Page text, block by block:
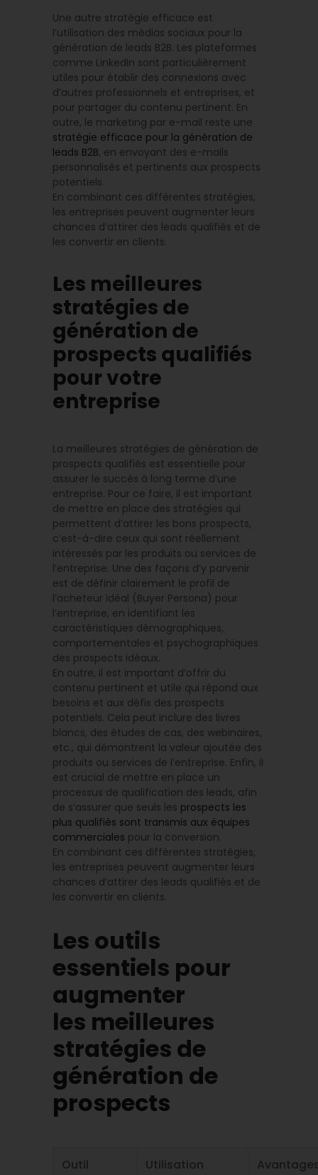
Une autre stratégie efficace est
l’utilisation des médias sociaux pour la
génération de leads B2B. Les plateformes
comme LinkedIn sont particulièrement
utiles pour établir des connexions avec
d’autres professionnels et entreprises, et
pour partager du contenu pertinent. En
outre, le marketing par e-mail reste une
stratégie efficace pour la génération de
leads B2B, en envoyant des e-mails
personnalisés et pertinents aux prospects
potentiels.
En combinant ces différentes stratégies,
les entreprises peuvent augmenter leurs
chances d’attirer des leads qualifiés et de
les convertir en clients.
Les meilleures
stratégies de
génération de
prospects qualifiés
pour votre
entreprise
La meilleures stratégies de génération de
prospects qualifiés est essentielle pour
assurer le succès à long terme d’une
entreprise. Pour ce faire, il est important
de mettre en place des stratégies qui
permettent d’attirer les bons prospects,
c’est-à-dire ceux qui sont réellement
intéressés par les produits ou services de
l’entreprise. Une des façons d’y parvenir
est de définir clairement le profil de
l’acheteur idéal (Buyer Persona) pour
l’entreprise, en identifiant les
caractéristiques démographiques,
comportementales et psychographiques
des prospects idéaux.
En outre, il est important d’offrir du
contenu pertinent et utile qui répond aux
besoins et aux défis des prospects
potentiels. Cela peut inclure des livres
blancs, des études de cas, des webinaires,
etc., qui démontrent la valeur ajoutée des
produits ou services de l’entreprise. Enfin, il
est crucial de mettre en place un
processus de qualification des leads, afin
de s’assurer que seuls les prospects les
plus qualifiés sont transmis aux équipes
commerciales pour la conversion.
En combinant ces différentes stratégies,
les entreprises peuvent augmenter leurs
chances d’attirer des leads qualifiés et de
les convertir en clients.
Les outils
essentiels pour
augmenter
les meilleures
stratégies de
génération de
prospects
Outil Utilisation